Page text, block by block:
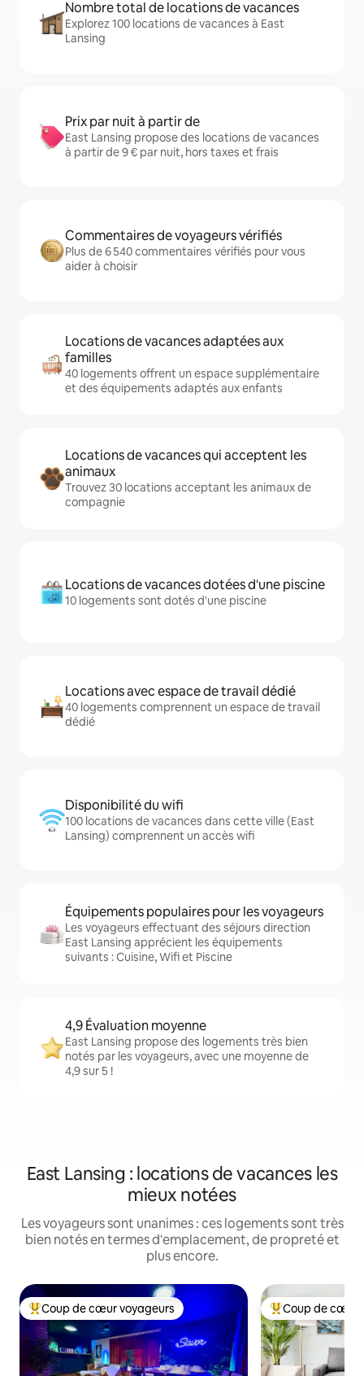
Nombre total de locations de vacances
Explorez 100 locations de vacances à East
Lansing
Prix par nuit à partir de
East Lansing propose des locations de vacances
à partir de 9 € par nuit, hors taxes et frais
Commentaires de voyageurs vérifiés
Plus de 6 540 commentaires vérifiés pour vous
aider à choisir
Locations de vacances adaptées aux
familles
40 logements offrent un espace supplémentaire
et des équipements adaptés aux enfants
Locations de vacances qui acceptent les
animaux
Trouvez 30 locations acceptant les animaux de
compagnie
Locations de vacances dotées d'une piscine
10 logements sont dotés d'une piscine
Locations avec espace de travail dédié
40 logements comprennent un espace de travail
dédié
Disponibilité du wifi
100 locations de vacances dans cette ville (East
Lansing) comprennent un accès wifi
Équipements populaires pour les voyageurs
Les voyageurs effectuant des séjours direction
East Lansing apprécient les équipements
suivants : Cuisine, Wifi et Piscine
4,9 Évaluation moyenne
East Lansing propose des logements très bien
notés par les voyageurs, avec une moyenne de
4,9 sur 5 !
East Lansing : locations de vacances les
mieux notées
Les voyageurs sont unanimes : ces logements sont très
bien notés en termes d'emplacement, de propreté et
plus encore.
Coups de cœur voyageurs les plus appréciés
Coup de cœur voyageurs Coups de cœur
Coup de cœur